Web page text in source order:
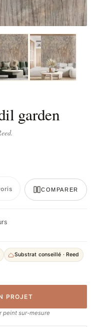
garden
COMPARER
Substrat conseillé · Reed
PROJET
peint sur-mesure